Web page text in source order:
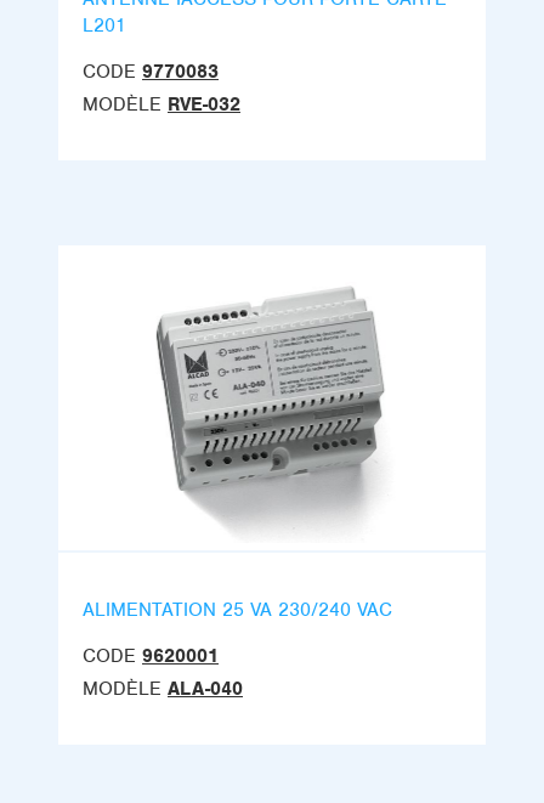
L201
CODE 9770083
MODÈLE RVE-032
ALIMENTATION 25 VA 230/240 VAC
CODE 9620001
MODÈLE ALA-040